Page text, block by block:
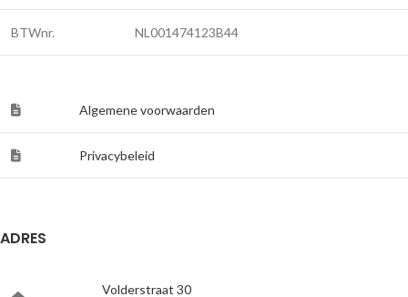
BTWnr. NL001474123B44
Algemene voorwaarden
Privacybeleid
ADRES
Volderstraat 30